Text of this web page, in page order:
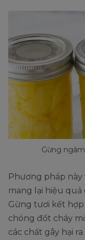
Gừng
Phương pháp
mang lại hiệu quả
Gừng tươi kết
chóng đốt cháy
các chất gây hại